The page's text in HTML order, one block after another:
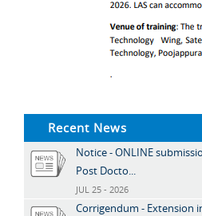
Recent News
Notice - ONLINE
Post Docto...
JUL 25 - 2026
Corrigendum - Extension